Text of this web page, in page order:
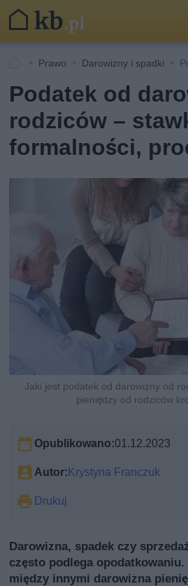
Prawo Darowizny i spadki
Podatek od
rodziców –
formalności,
Jaki jest podatek od darowizny od
pieniędzy od rodziców
Opublikowano:01.12.2023
Autor:Krystyna Franczuk
Drukuj
Darowizna, spadek czy
często podlega
między innymi darowizna